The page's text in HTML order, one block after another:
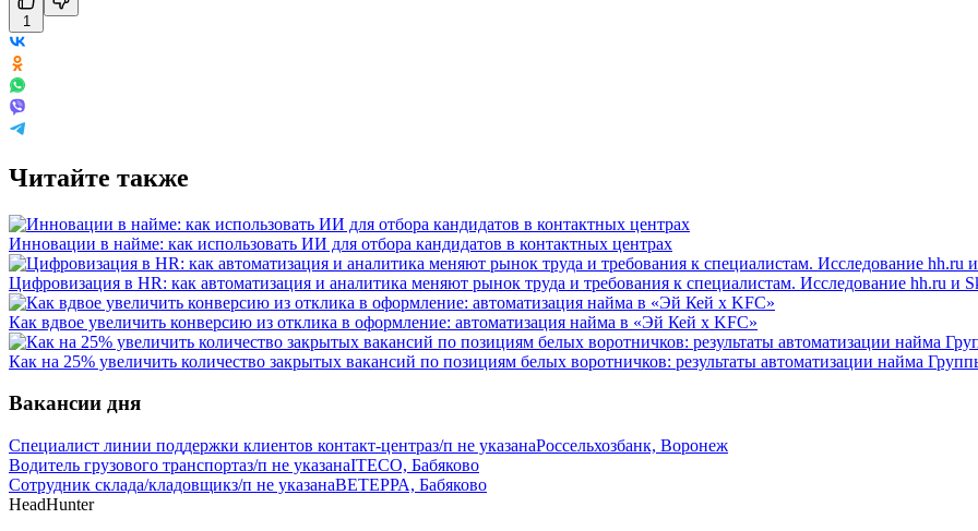
1
Читайте также
Инновации в найме: как использовать ИИ для отбора кандидатов в контактных центрах
Цифровизация в HR: как автоматизация и аналитика меняют рынок труда и требования к специалистам. Исследование hh.ru и
Как вдвое увеличить конверсию из отклика в оформление: автоматизация найма в «Эй Кей x KFC»
Как на 25% увеличить количество закрытых вакансий по позициям белых воротничков: результаты автоматизации найма
Вакансии дня
Специалист линии поддержки клиентов контакт-центраз/п не указанаРоссельхозбанк, Воронеж
Водитель грузового транспортаз/п не указанаITECO, Бабяково
Сотрудник склада/кладовщикз/п не указанаВЕТЕРРА, Бабяково
HeadHunter